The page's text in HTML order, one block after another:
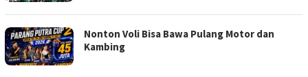
Nonton Voli Bisa Bawa Pulang Motor dan
Kambing